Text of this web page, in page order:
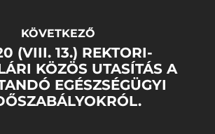
KÖVETKEZŐ
(VIII. 13.) REKTORI-
KÖZÖS UTASÍTÁS A
EGÉSZSÉGÜGYI